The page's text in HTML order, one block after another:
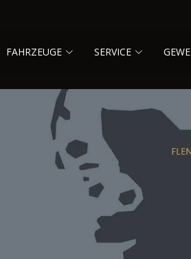
FAHRZEUGE SERVICE